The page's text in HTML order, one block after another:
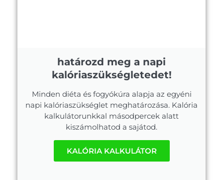
határozd meg a napi
kalóriaszükségletedet!
Minden diéta és fogyókúra alapja az egyéni
napi kalóriaszükséglet meghatározása. Kalória
kalkulátorunkkal másodpercek alatt
kiszámolhatod a sajátod.
KALÓRIA KALKULÁTOR